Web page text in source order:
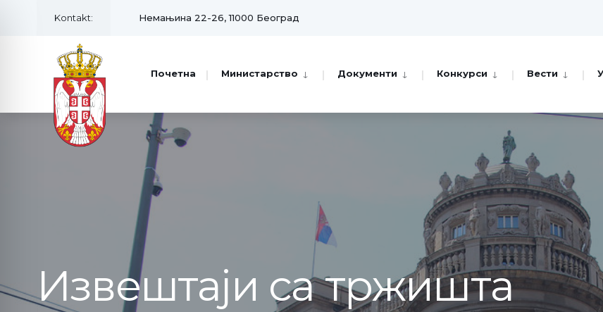
Kontakt: Немањина 22-26, 11000 Београд
Почетна Министарство Документи Конкурси Вести
Извештаји са тржишта